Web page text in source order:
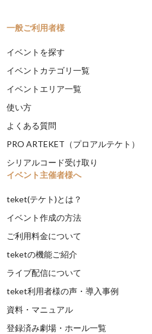
一般ご利用者様
イベントを探す
イベントカテゴリ一覧
イベントエリア一覧
使い方
よくある質問
PRO ARTEKET（プロアルテケト）
シリアルコード受け取り
イベント主催者様へ
teket(テケト)とは？
イベント作成の方法
ご利用料金について
teketの機能ご紹介
ライブ配信について
teket利用者様の声・導入事例
資料・マニュアル
登録済み劇場・ホール一覧